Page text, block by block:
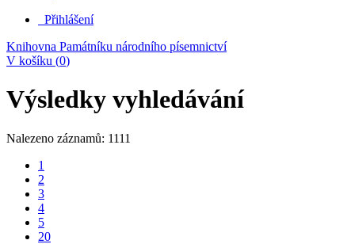
Přihlášení
Knihovna Památníku národního písemnictví
V košíku (0)
Výsledky vyhledávání
Nalezeno záznamů: 1111
1
2
3
4
5
20